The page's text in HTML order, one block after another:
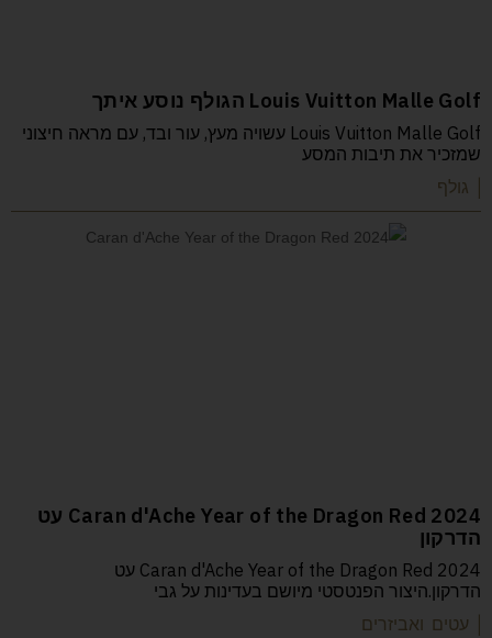
Louis Vuitton Malle Golf הגולף נוסע איתך
Louis Vuitton Malle Golf עשויה מעץ, עור ובד, עם מראה חיצוני
שמזכיר את תיבות המסע
| גולף
Caran d'Ache Year of the Dragon Red 2024 עט
הדרקון
Caran d'Ache Year of the Dragon Red 2024 עט
הדרקון.היצור הפנטסטי מיושם בעדינות על גבי
| עטים ואביזרים